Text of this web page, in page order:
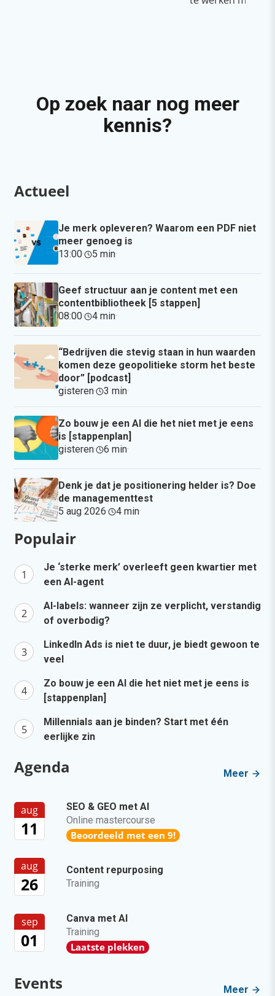
Op zoek naar nog meer
kennis?
Actueel
Je merk opleveren? Waarom een PDF niet
meer genoeg is
13:00· 5 min·
Geef structuur aan je content met een
contentbibliotheek [5 stappen]
08:00· 4 min·
“Bedrijven die stevig staan in hun waarden
komen deze geopolitieke storm het beste
door” [podcast]
gisteren· 3 min·
Zo bouw je een AI die het niet met je eens
is [stappenplan]
gisteren· 6 min·
Denk je dat je positionering helder is? Doe
de managementtest
5 aug 2026· 4 min·
Populair
Je ‘sterke merk’ overleeft geen kwartier met
een AI-agent
AI-labels: wanneer zijn ze verplicht, verstandig
of overbodig?
LinkedIn Ads is niet te duur, je biedt gewoon te
veel
Zo bouw je een AI die het niet met je eens is
[stappenplan]
Millennials aan je binden? Start met één
eerlijke zin
Agenda Meer
aug
11
SEO & GEO met AI
Online mastercourse
Beoordeeld met een 9!
aug
26
Content repurposing
Training
sep
01
Canva met AI
Training
Laatste plekken
Events Meer